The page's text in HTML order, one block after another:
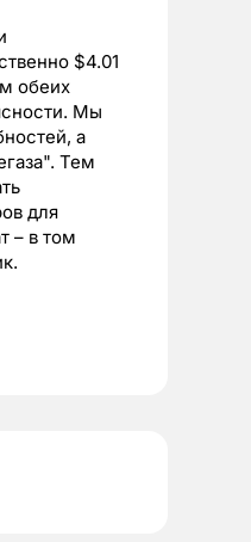
$4.01
обеих
Мы
а
Тем
для
– в том